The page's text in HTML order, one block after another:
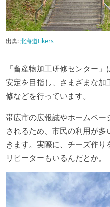
出典:北海道Likers
「畜産物加工研修センター
安定を目指し、さまざまな
修などを行っています。
帯広市の広報誌やホームペ
されるため、市民の利用が
きます。実際に、チーズ作
リピーターもいるんだとか。